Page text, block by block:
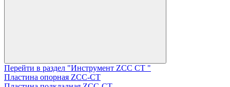
Перейти в раздел "Инструмент ZCС CT "
Пластина опорная ZCC-CT